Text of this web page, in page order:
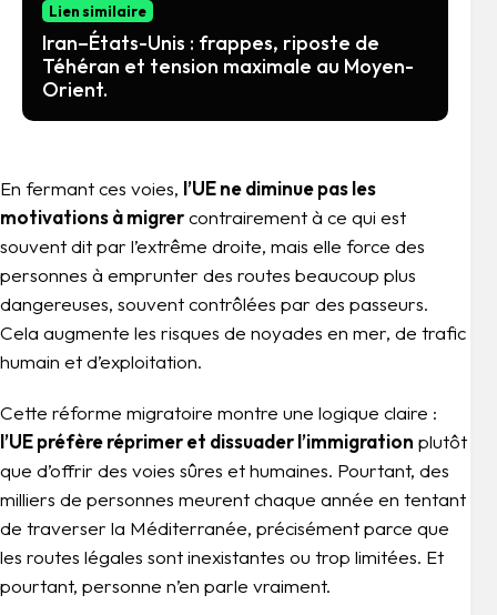
Lien similaire
Iran–États-Unis : frappes, riposte de
Téhéran et tension maximale au Moyen-
Orient.
En fermant ces voies, l’UE ne diminue pas les
motivations à migrercontrairement à ce qui est
souvent dit par l’extrême droite, mais elle force des
personnes à emprunter des routes beaucoup plus
dangereuses, souvent contrôlées par des passeurs.
Cela augmente les risques de noyades en mer, de trafic
humain et d’exploitation.
Cette réforme migratoire montre une logique claire :
l’UE préfère réprimer et dissuader l’immigration plutôt
que d’offrir des voies sûres et humaines. Pourtant, des
milliers de personnes meurent chaque année en tentant
de traverser la Méditerranée, précisément parce que
les routes légales sont inexistantes ou trop limitées. Et
pourtant, personne n’en parle vraiment.